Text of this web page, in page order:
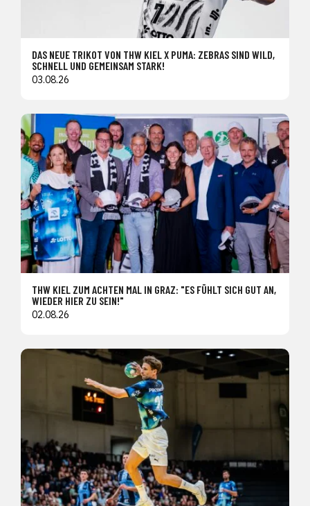
DAS NEUE TRIKOT VON THW KIEL X PUMA: ZEBRAS SIND WILD,
SCHNELL UND GEMEINSAM STARK!
03.08.26
THW KIEL ZUM ACHTEN MAL IN GRAZ: "ES FÜHLT SICH GUT AN,
WIEDER HIER ZU SEIN!"
02.08.26